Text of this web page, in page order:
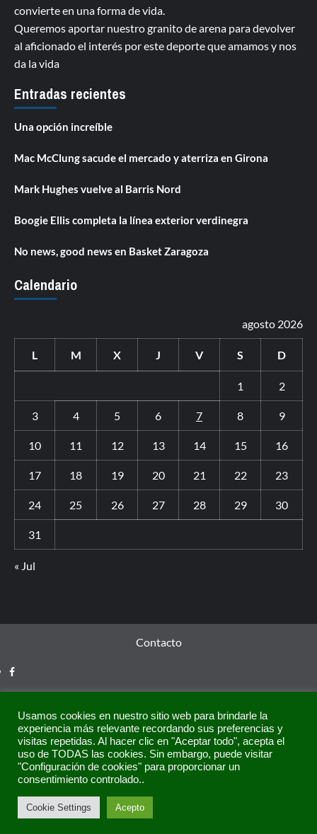
convierte en una forma de vida.
Queremos aportar nuestro granito de arena para devolver
al aficionado el interés por este deporte que amamos y nos
da la vida
Entradas recientes
Una opción increíble
Mac McClung sacude el mercado y aterriza en Girona
Mark Hughes vuelve al Barris Nord
Boogie Ellis completa la línea exterior verdinegra
No news, good news en Basket Zaragoza
Calendario
agosto 2026
L M X J V S D
1 2
3 4 5 6 7 8 9
10 11 12 13 14 15 16
17 18 19 20 21 22 23
24 25 26 27 28 29 30
31
« Jul
Contacto
Copyright © Todos los derechos reservados.
por AF themes.
Usamos cookies en nuestro sitio web para brindarle la
experiencia más relevante recordando sus preferencias y
visitas repetidas. Al hacer clic en "Aceptar todo", acepta el
uso de TODAS las cookies. Sin embargo, puede visitar
"Configuración de cookies" para proporcionar un
consentimiento controlado..
Cookie Settings Acepto